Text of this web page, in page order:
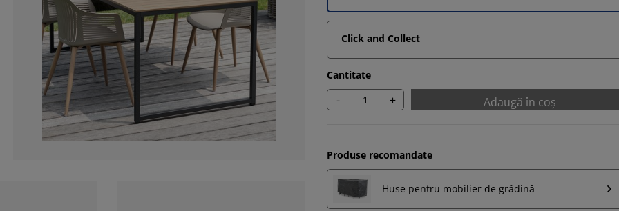
Click and Collect
Cantitate
- + Adaugă în coș
Produse recomandate
Huse pentru mobilier de grădină